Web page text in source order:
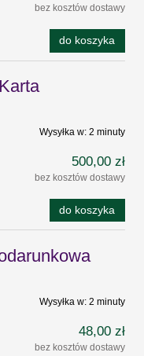
bez kosztów dostawy
do koszyka
Wysyłka w: 2 minuty
500,00 zł
bez kosztów dostawy
do koszyka
Wysyłka w: 2 minuty
48,00 zł
bez kosztów dostawy